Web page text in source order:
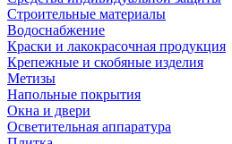
Строительные материалы
Водоснабжение
Краски и лакокрасочная продукция
Крепежные и скобяные изделия
Метизы
Напольные покрытия
Окна и двери
Осветительная аппаратура